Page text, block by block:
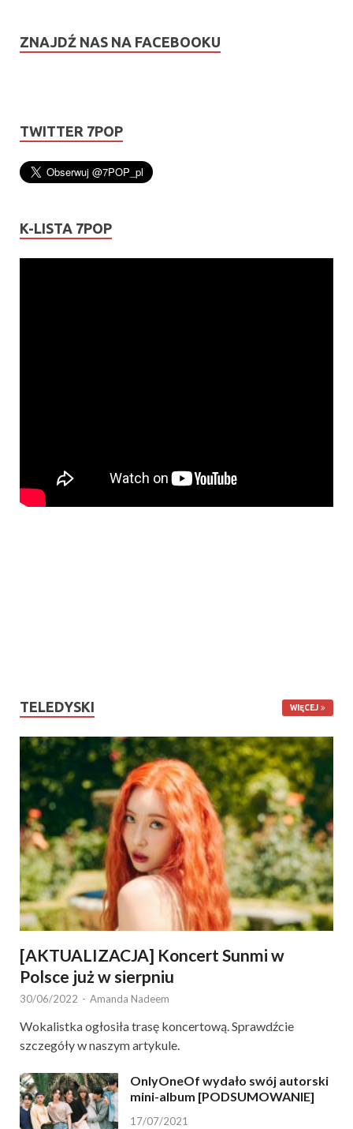
ZNAJDŹ NAS NA FACEBOOKU
TWITTER 7POP
K-LISTA 7POP
TELEDYSKI WIĘCEJ
[AKTUALIZACJA] Koncert Sunmi w
Polsce już w sierpniu
30/06/2022 - Amanda Nadeem
Wokalistka ogłosiła trasę koncertową. Sprawdźcie
szczegóły w naszym artykule.
OnlyOneOf wydało swój autorski
mini-album [PODSUMOWANIE]
17/07/2021